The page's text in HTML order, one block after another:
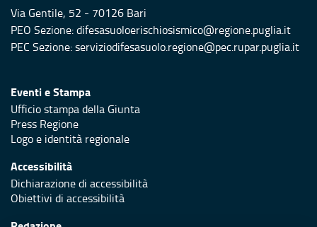
Via Gentile, 52 - 70126 Bari
PEO Sezione: difesasuoloerischiosismico@regione.puglia.it
PEC Sezione: serviziodifesasuolo.regione@pec.rupar.puglia.it
Eventi e Stampa
Ufficio stampa della Giunta
Press Regione
Logo e identità regionale
Accessibilità
Dichiarazione di accessibilità
Obiettivi di accessibilità